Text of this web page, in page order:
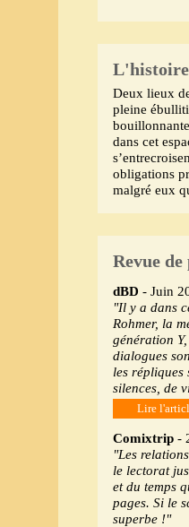
L'histoire
Deux lieux
pleine
dans cet
obligations
malgré eux
Revue de
dBD - Juin
"Il y a dans
Rohmer, la
génération
dialogues
les répliques
silences, de
Lire
Comixtrip-
"Les
le lectorat
et du temps
pages. Si le
superbe !"